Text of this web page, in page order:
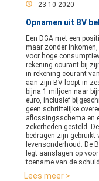
23-10-2020
Opnamen uit BV
Een DGA met een
maar zonder
voor hoge
rekening courant bij
in rekening courant
aan zijn BV loopt in
bijna 1 miljoen naar
euro, inclusief
geen schriftelijke
aflossingsschema en
zekerheden gesteld.
bedragen zijn gebruikt
levensonderhoud. De
legt aanslagen op
toename van de
Lees meer >